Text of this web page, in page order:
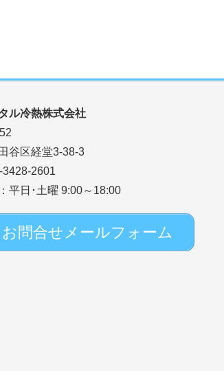
ル冷熱株式会社
谷区経堂3-38-3
3428-2601
平日･土曜 9:00～18:00
お問合せメールフォーム